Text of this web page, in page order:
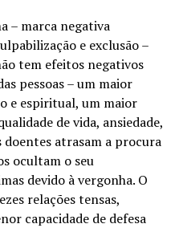
– marca negativa
e exclusão –
tem efeitos negativos
pessoas – um maior
e espiritual, um maior
de vida, ansiedade,
doentes atrasam a procura
ocultam o seu
devido à vergonha. O
relações tensas,
capacidade de defesa